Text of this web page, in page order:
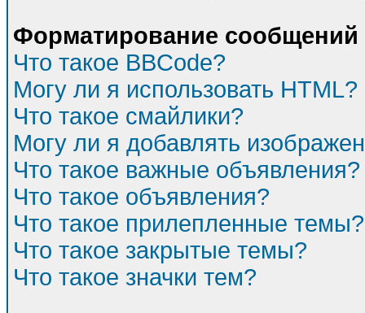
Форматирование
Что такое BBCode?
Могу ли я использовать HTML?
Что такое смайлики?
Могу ли я добавлять
Что такое важные объявления?
Что такое объявления?
Что такое прилепленные темы?
Что такое закрытые темы?
Что такое значки тем?